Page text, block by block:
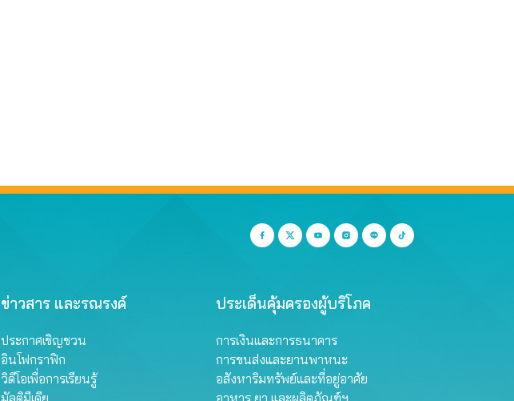
ข่าวสาร และรณรงค์
ประกาศเชิญชวน
อินโฟกราฟิก
วิดีโอเพื่อการเรียนรู้
ประเด็นคุ้มครองผู้บริโภค
การเงินและการธนาคาร
การขนส่งและยานพาหนะ
อสังหาริมทรัพย์และที่อยู่อาศัย